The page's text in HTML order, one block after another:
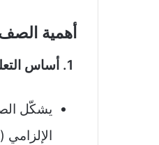
أهمية
الإلزامي (6–14 عامًا).